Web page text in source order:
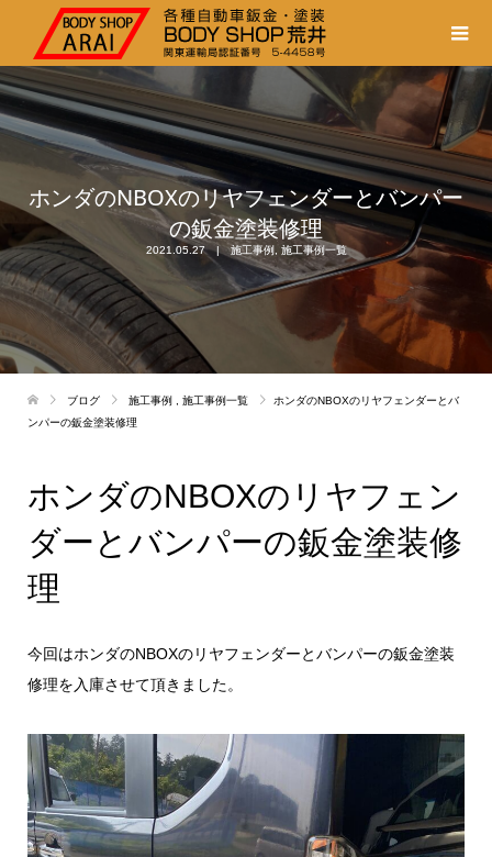
ホンダのNBOXのリヤフェンダーとバンパー
の鈑金塗装修理
2021.05.27 施工事例 施工事例一覧
ブログ 施工事例 施工事例一覧
ホンダのNBOXのリヤフェンダーとバ
ンパーの鈑金塗装修理
ホンダのNBOXのリヤフェン
ダーとバンパーの鈑金塗装修
理
今回はホンダのNBOXのリヤフェンダーとバンパーの鈑金塗装
修理を入庫させて頂きました。